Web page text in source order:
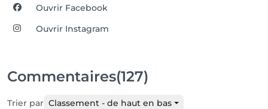
Ouvrir Facebook
Ouvrir Instagram
Commentaires(127)
Trier par Classement - de haut en bas